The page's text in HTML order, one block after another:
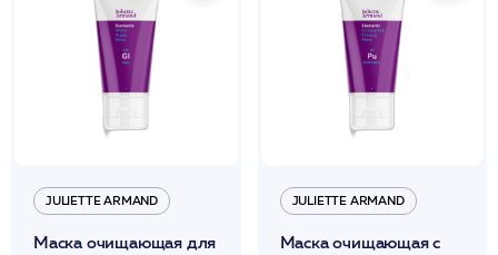
JULIETTE ARMAND
Маска очищающая для
JULIETTE ARMAND
Маска очищающая с